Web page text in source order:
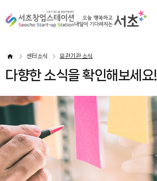
센터소식 유관기관 소식
다향한 소식을 확인해보세요!